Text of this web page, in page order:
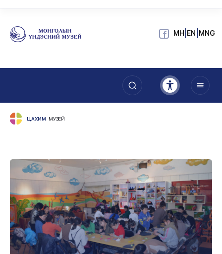
МН EN MNG
ЦАХИМ МУЗЕЙ